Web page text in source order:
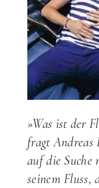
»Was ist der
fragt Andreas
auf die Suche
seinem Fluss,